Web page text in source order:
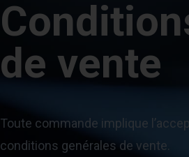
de vente
Toute commande implique
conditions genérales de vente.